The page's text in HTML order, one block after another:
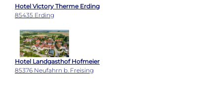
Hotel Landgasthof Hofmeier
85376 Neufahrn b. Freising